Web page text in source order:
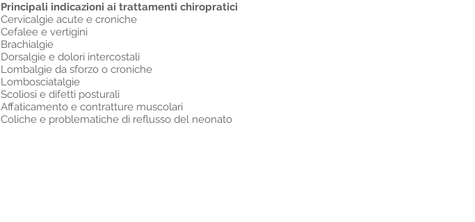
Principali indicazioni ai trattamenti chiropratici
Cervicalgie acute e croniche
Cefalee e vertigini
Brachialgie
Dorsalgie e dolori intercostali
Lombalgie da sforzo o croniche
Lombosciatalgie
Scoliosi e difetti posturali
Affaticamento e contratture muscolari
Coliche e problematiche di reflusso del neonato